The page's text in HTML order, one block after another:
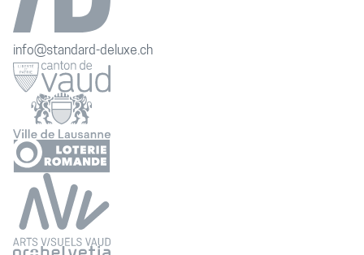
info@standard-deluxe.ch